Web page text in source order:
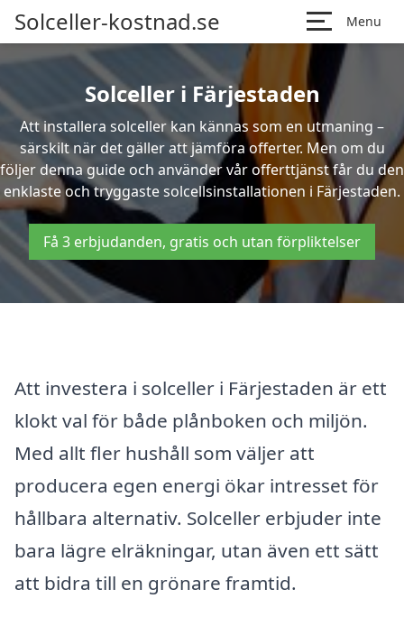
Solceller-kostnad.se Menu
Solceller i Färjestaden
Att installera solceller kan kännas som en utmaning –
särskilt när det gäller att jämföra offerter. Men om du
följer denna guide och använder vår offerttjänst får du den
enklaste och tryggaste solcellsinstallationen i Färjestaden.
Få 3 erbjudanden, gratis och utan förpliktelser
Att investera i solceller i Färjestaden är ett
klokt val för både plånboken och miljön.
Med allt fler hushåll som väljer att
producera egen energi ökar intresset för
hållbara alternativ. Solceller erbjuder inte
bara lägre elräkningar, utan även ett sätt
att bidra till en grönare framtid.